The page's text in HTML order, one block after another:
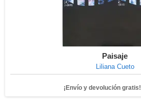
Paisaje
Liliana Cueto
¡Envío y devolución gratis!